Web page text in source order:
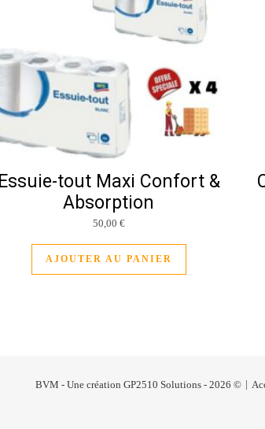
Essuie-tout Maxi Confort &
Absorption
50,00 €
AJOUTER AU PANIER
BVM - Une création GP2510 Solutions - 2026 ©